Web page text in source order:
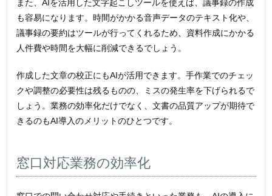
また、AIを活用した文字起こしツールを使えば、議事録の作成
も容易になります。時間がかかる音声データのテキスト化や、
議事録の要約はツールが行ってくれるため、資料作成にかかる
人件費や時間を大幅に削減できるでしょう。
作成した文章の校正にもAIが活用できます。手作業でのチェッ
クや調整の必要性は残るものの、ミスの発生率を下げられるで
しょう。業務の効率化だけでなく、文書の品質アップが期待で
きるのもAI導入のメリットのひとつです。
窓口対応業務の効率化